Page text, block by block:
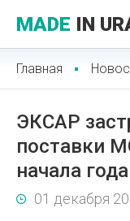
MADE IN
Главная
ЭКСАР
поставки
начала года
01 декабря